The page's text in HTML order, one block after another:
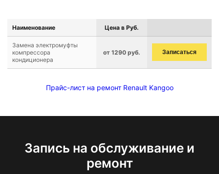
Наименование Цена в Руб.
Замена электромуфты
компрессора
кондиционера
от 1290 руб. Записаться
Прайс-лист на ремонт Renault Kangoo
Запись на обслуживание и
ремонт